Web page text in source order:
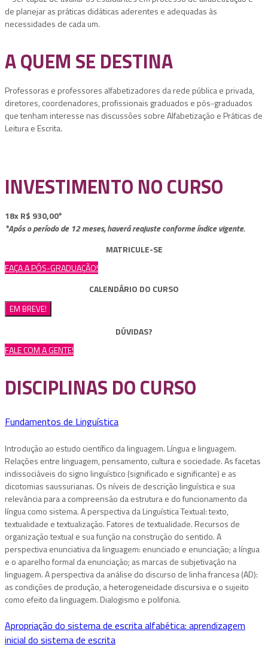
de planejar as práticas didáticas aderentes e adequadas às
necessidades de cada um.
A QUEM SE DESTINA
Professoras e professores alfabetizadores da rede pública e privada,
diretores, coordenadores, profissionais graduados e pós-graduados
que tenham interesse nas discussões sobre Alfabetização e Práticas de
Leitura e Escrita.
INVESTIMENTO NO CURSO
18x R$ 930,00*
*Após o período de 12 meses, haverá reajuste conforme índice vigente.
MATRICULE-SE
FAÇA A PÓS-GRADUAÇÃO!
CALENDÁRIO DO CURSO
EM BREVE!
DÚVIDAS?
FALE COM A GENTE!
DISCIPLINAS DO CURSO
Fundamentos de Linguística
Introdução ao estudo científico da linguagem. Língua e linguagem.
Relações entre linguagem, pensamento, cultura e sociedade. As facetas
indissociáveis do signo linguístico (significado e significante) e as
dicotomias saussurianas. Os níveis de descrição linguística e sua
relevância para a compreensão da estrutura e do funcionamento da
língua como sistema. A perspectiva da Linguística Textual: texto,
textualidade e textualização. Fatores de textualidade. Recursos de
organização textual e sua função na construção do sentido. A
perspectiva enunciativa da linguagem: enunciado e enunciação; a língua
e o aparelho formal da enunciação; as marcas de subjetivação na
linguagem. A perspectiva da análise do discurso de linha francesa (AD):
as condições de produção, a heterogeneidade discursiva e o sujeito
como efeito da linguagem. Dialogismo e polifonia.
Apropriação do sistema de escrita alfabética: aprendizagem
inicial do sistema de escrita